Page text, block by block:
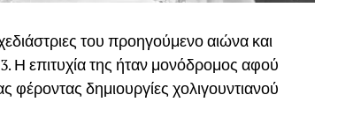
του προηγούμενο αιώνα και
Η επιτυχία της ήταν μονόδρομος αφού
φέροντας δημιουργίες χολιγουντιανού